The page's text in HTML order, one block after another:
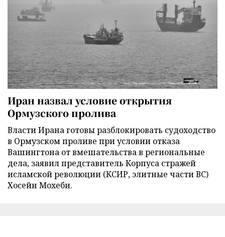
Иран назвал условие открытия
Ормузского пролива
Власти Ирана готовы разблокировать судоходство
в Ормузском проливе при условии отказа
Вашингтона от вмешательства в региональные
дела, заявил представитель Корпуса стражей
исламской революции (КСИР, элитные части ВС)
Хосейн Мохеби.